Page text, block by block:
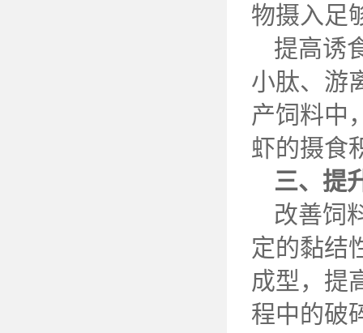
物摄入足
提高诱
小肽、游
产饲料中
虾的摄食
三、提
改善饲
定的黏结
成型，提
程中的破